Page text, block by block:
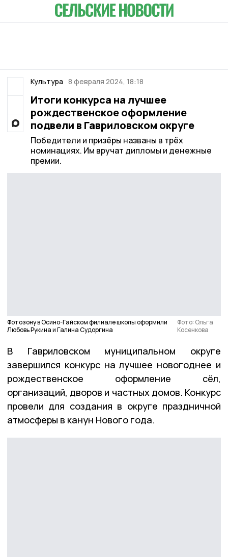
Культура 8 февраля 2024, 18:18
Итоги конкурса на лучшее
рождественское оформление
подвели в Гавриловском округе
Победители и призёры названы в трёх
номинациях. Им вручат дипломы и денежные
премии.
Фотозону в Осино-Гайском филиале школы оформили
Любовь Рукина и Галина Судоргина
Фото: Ольга
Косенкова
В Гавриловском муниципальном округе
завершился конкурс на лучшее новогоднее и
рождественское оформление сёл,
организаций, дворов и частных домов. Конкурс
провели для создания в округе праздничной
атмосферы в канун Нового года.